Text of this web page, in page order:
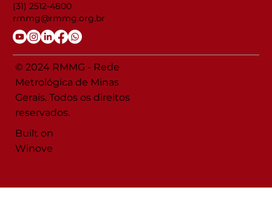
(31) 2512-4800
rmmg@rmmg.org.br
© 2024 RMMG - Rede
Metrológica de Minas
Gerais. Todos os direitos
reservados.
Built on
Winove